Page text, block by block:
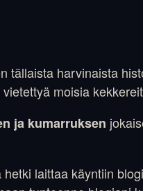
tällaista harvinaista
moisia
ja kumarruksen
laittaa käyntiin